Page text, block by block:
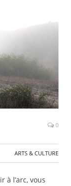
0
ARTS & CULTURE
à l’arc, vous